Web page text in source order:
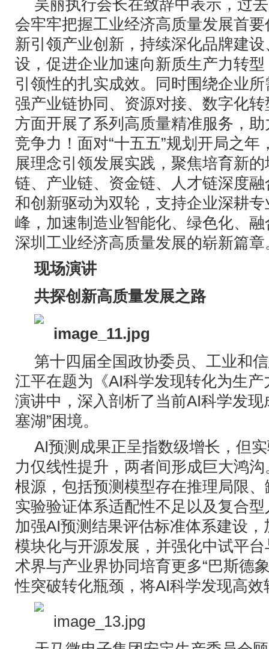
吴丽执行会长在致辞中表示，过
会牢牢把握工业经济高质量发展首
新引领产业创新，持续深化品牌建
设，促进企业加速向新质生产力转
引领性的扎实成效。同时围绕企业
强产业链协同、资源对接、数字化
方面开展了系列高质量精准服务，
竞争力！面对“十五五”规划开局之年
展理念引领发展实践，聚焦培育新
链、产业链、资金链、人才链深度
和创新驱动为双轮，支持企业深耕
峰，加速制造业智能化、绿色化、
深圳工业经济高质量发展的崭新篇章
现场演讲
共探创新高质量发展之路
第十四届全国政协委员、工业和
江平在题为《AI科学发现转化为生
演讲中，深入剖析了当前AI科学发现
塞湖”困境。
AI预测成果正呈指数级增长，但
力仅线性提升，两者间形成巨大鸿
根源，包括预测模型存在推理局限
实验验证体系适配性不足以及复合
加强AI预测结果评估标准体系建设
模块化与开源发展，并强化中试平
术界与产业界协同培育更多“巴斯德
性突破转化瓶颈，将AI科学发现高